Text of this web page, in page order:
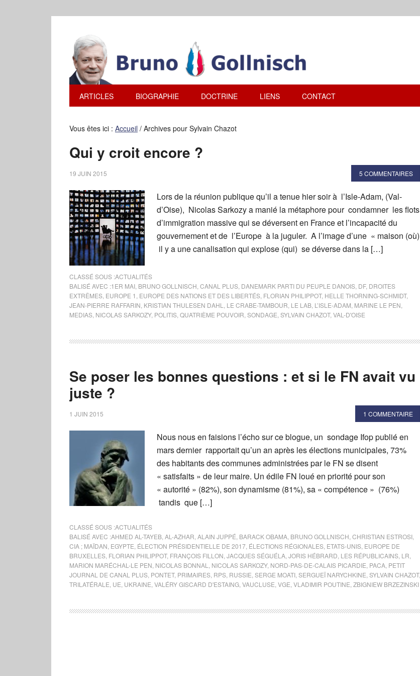
ARTICLES BIOGRAPHIE DOCTRINE LIENS CONTACT
Vous êtes ici : Accueil / Archives pour Sylvain Chazot
Qui y croit encore ?
19 JUIN 2015 5 COMMENTAIRES
Lors de la réunion publique qu’il a tenue hier soir à l’Isle-Adam, (Val-
d’Oise), Nicolas Sarkozy a manié la métaphore pour condamner les flots
d’immigration massive qui se déversent en France et l’incapacité du
gouvernement et de l’Europe à la juguler. A l’image d’une « maison (où)
il y a une canalisation qui explose (qui) se déverse dans la […]
CLASSÉ SOUS :ACTUALITÉS
BALISÉ AVEC :1ER MAI BRUNO GOLLNISCH CANAL PLUS DANEMARK PARTI DU PEUPLE DANOIS DF, DROITES
EXTRÊMES EUROPE 1 EUROPE DES NATIONS ET DES LIBERTÉS FLORIAN PHILIPPOT, HELLE THORNING-SCHMIDT,
JEAN-PIERRE RAFFARIN KRISTIAN THULESEN DAHL LE CRABE-TAMBOUR LE LAB L’ISLE-ADAM MARINE LE PEN
MEDIAS NICOLAS SARKOZY, POLITIS QUATRIÈME POUVOIR SONDAGE SYLVAIN CHAZOT, VAL-D'OISE
Se poser les bonnes questions : et si le FN avait vu
juste ?
1 JUIN 2015 1 COMMENTAIRE
Nous nous en faisions l’écho sur ce blogue, un sondage Ifop publié en
mars dernier rapportait qu’un an après les élections municipales, 73%
des habitants des communes administrées par le FN se disent
« satisfaits » de leur maire. Un édile FN loué en priorité pour son
« autorité » (82%), son dynamisme (81%), sa « compétence » (76%)
tandis que […]
CLASSÉ SOUS :ACTUALITÉS
BALISÉ AVEC :AHMED AL-TAYEB AL-AZHAR ALAIN JUPPÉ BARACK OBAMA BRUNO GOLLNISCH CHRISTIAN ESTROSI
CIA ; MAÏDAN EGYPTE ÉLECTION PRÉSIDENTIELLE DE 2017 ÉLECTIONS RÉGIONALES ETATS-UNIS EUROPE DE
BRUXELLES FLORIAN PHILIPPOT, FRANÇOIS FILLON JACQUES SÉGUÉLA JORIS HÉBRARD LES RÉPUBLICAINS LR
MARION MARÉCHAL-LE PEN NICOLAS BONNAL NICOLAS SARKOZY, NORD-PAS-DE-CALAIS PICARDIE PACA PETIT
JOURNAL DE CANAL PLUS PONTET, PRIMAIRES RPS RUSSIE SERGE MOATI SERGUEÏ NARYCHKINE SYLVAIN CHAZOT,
TRILATÉRALE UE UKRAINE VALÉRY GISCARD D'ESTAING VAUCLUSE VGE VLADIMIR POUTINE ZBIGNIEW BRZEZINSKI